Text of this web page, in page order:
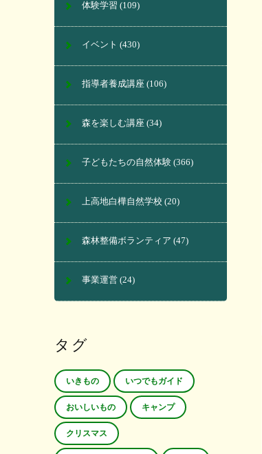
体験学習 (109)
イベント (430)
指導者養成講座 (106)
森を楽しむ講座 (34)
子どもたちの自然体験 (366)
上高地白樺自然学校 (20)
森林整備ボランティア (47)
事業運営 (24)
タグ
いきもの いつでもガイド
おいしいもの キャンプ
クリスマス